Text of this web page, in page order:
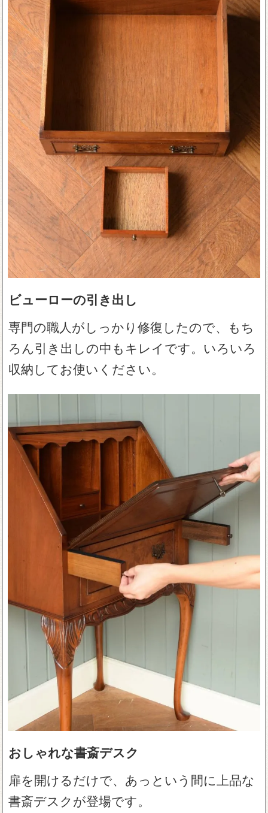
ビューローの引き出し
専門の職人がしっかり修復したので、もち
ろん引き出しの中もキレイです。いろいろ
収納してお使いください。
おしゃれな書斎デスク
扉を開けるだけで、あっという間に上品な
書斎デスクが登場です。